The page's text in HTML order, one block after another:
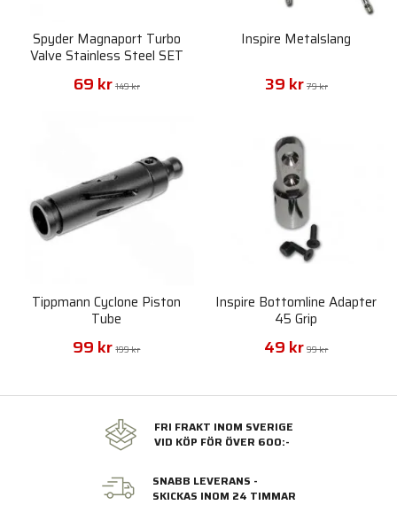
Spyder Magnaport Turbo
Valve Stainless Steel SET
69 kr 149 kr
Inspire Metalslang
39 kr 79 kr
Tippmann Cyclone Piston
Tube
99 kr 199 kr
Inspire Bottomline Adapter
45 Grip
49 kr 99 kr
FRI FRAKT INOM SVERIGE
VID KÖP FÖR ÖVER 600:-
SNABB LEVERANS -
SKICKAS INOM 24 TIMMAR